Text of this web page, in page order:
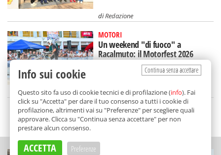
diRedazione
MOTORI
Un weekend "di fuoco" a
Racalmuto: il Motorfest 2026
conquista i biker d'Europa
diRedazione
SCELTO DA BALARM
Continua senza accettare
Info sui cookie
Questo sito fa uso di cookie tecnici e di profilazione (info). Fai
click su "Accetta" per dare il tuo consenso a tutti i cookie di
profilazione, altrimenti vai su "Preferenze" per scegliere quali
approvare. Clicca su "Continua senza accettare" per non
prestare alcun consenso.
ACCETTA Preferenze